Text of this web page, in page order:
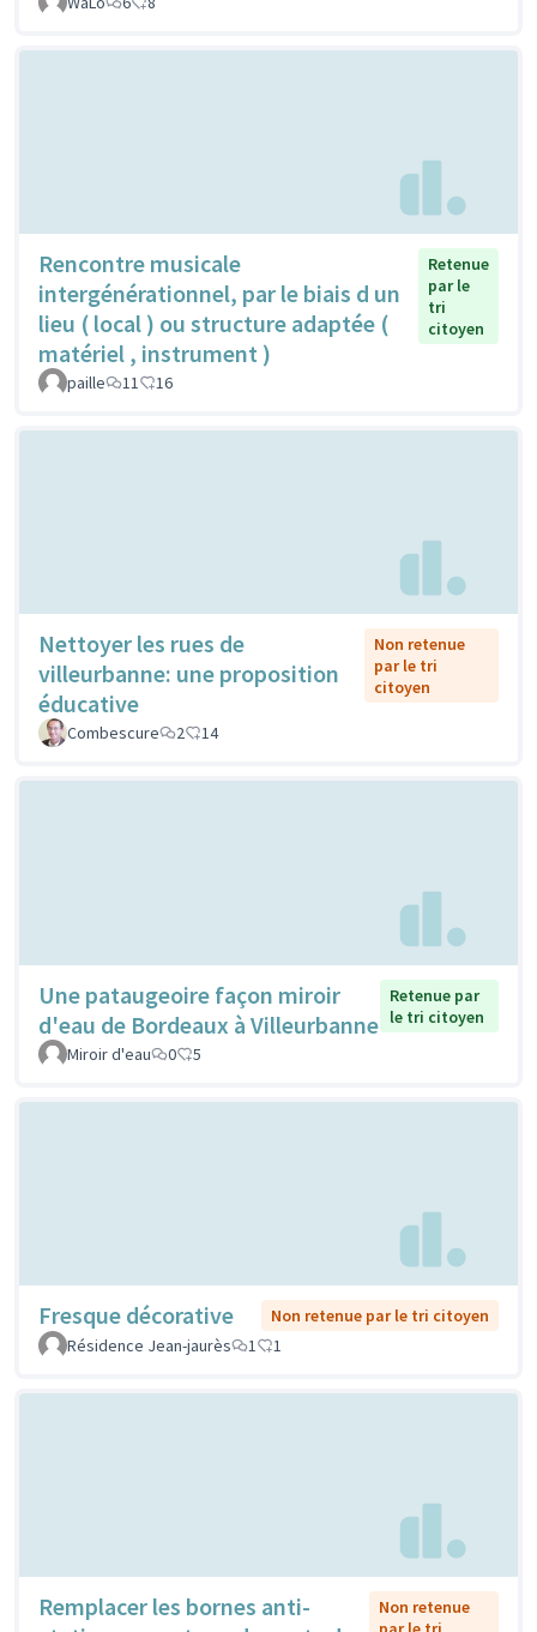
Rencontre musicale
intergénérationnel, par le biais d un
lieu ( local ) ou structure adaptée (
matériel , instrument )
Retenue
par le
tri
citoyen
paille 11 16
Nettoyer les rues de
villeurbanne: une proposition
éducative
Non retenue
par le tri
citoyen
Combescure 2 14
Une pataugeoire façon miroir
d'eau de Bordeaux à Villeurbanne
Retenue par
le tri citoyen
Miroir d'eau
0 5
Fresque décorative
Non retenue par le tri citoyen
Résidence Jean-jaurès
1 1
Remplacer les bornes anti-
Non retenue